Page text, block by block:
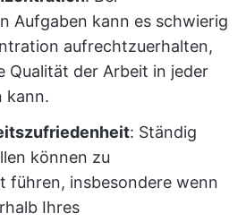
Aufgaben kann es schwierig
aufrechtzuerhalten,
Qualität der Arbeit in jeder
kann.
: Ständig
können zu
führen, insbesondere wenn
Ihres